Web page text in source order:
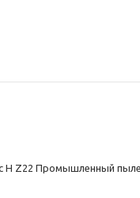
H Z22 Промышленный